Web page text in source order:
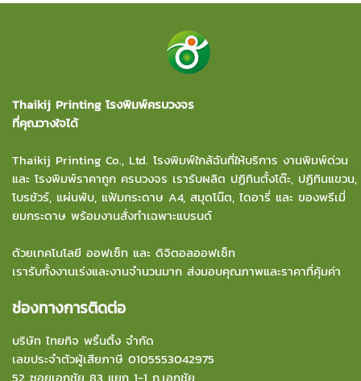
Thaikij Printing โรงพิมพ์ครบวงจร
ที่คุณวางใจได้
Thaikij Printing Co., Ltd. โรงพิมพ์ใกล้ฉันที่ให้บริการ งานพิมพ์ด่วน
และ โรงพิมพ์ราคาถูก ครบวงจร เรารับผลิต ปฏิทินตั้งโต๊ะ, ปฏิทินแขวน,
โบรชัวร์, แผ่นพับ, แฟ้มกระดาษ A4, สมุดโน๊ต, ไดอารี่ และ ของพรีเมี่
ยมกระดาษ พร้อมงานสั่งทำเฉพาะแบรนด์
ด้วยเทคโนโลยี ออฟเซ็ท และ ดิจิตอลออฟเซ็ท
เรารับทั้งงานเร่งและงานจำนวนมาก ส่งมอบคุณภาพและราคาที่คุ้มค่า
ช่องทางการติดต่อ
บริษัท ไทยกิจ พริ้นติ้ง จำกัด
เลขประจำตัวผู้เสียภาษี 0105553042975